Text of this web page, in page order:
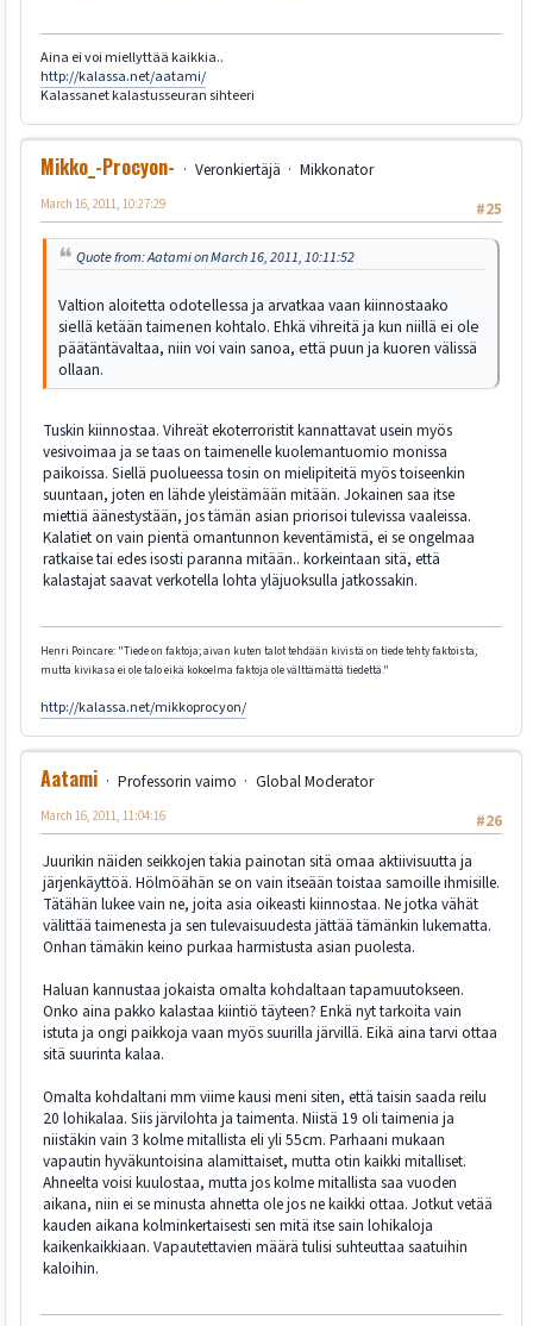
Aina ei voi miellyttää kaikkia..
http://kalassa.net/aatami/
Kalassanet kalastusseuran sihteeri
Mikko_-Procyon- Veronkiertäjä
Mikkonator
#25
March 16, 2011, 10:27:29
Quote from: Aatami on March 16, 2011, 10:11:52
Valtion aloitetta odotellessa ja arvatkaa vaan kiinnostaako
siellä ketään taimenen kohtalo. Ehkä vihreitä ja kun niillä ei ole
päätäntävaltaa, niin voi vain sanoa, että puun ja kuoren välissä
ollaan.
Tuskin kiinnostaa. Vihreät ekoterroristit kannattavat usein myös
vesivoimaa ja se taas on taimenelle kuolemantuomio monissa
paikoissa. Siellä puolueessa tosin on mielipiteitä myös toiseenkin
suuntaan, joten en lähde yleistämään mitään. Jokainen saa itse
miettiä äänestystään, jos tämän asian priorisoi tulevissa vaaleissa.
Kalatiet on vain pientä omantunnon keventämistä, ei se ongelmaa
ratkaise tai edes isosti paranna mitään.. korkeintaan sitä, että
kalastajat saavat verkotella lohta yläjuoksulla jatkossakin.
Henri Poincare: "Tiede on faktoja; aivan kuten talot tehdään kivistä on tiede tehty faktoista;
mutta kivikasa ei ole talo eikä kokoelma faktoja ole välttämättä tiedettä."
http://kalassa.net/mikkoprocyon/
Aatami Professorin vaimo
Global Moderator
#26
March 16, 2011, 11:04:16
Juurikin näiden seikkojen takia painotan sitä omaa aktiivisuutta ja
järjenkäyttöä. Hölmöähän se on vain itseään toistaa samoille ihmisille.
Tätähän lukee vain ne, joita asia oikeasti kiinnostaa. Ne jotka vähät
välittää taimenesta ja sen tulevaisuudesta jättää tämänkin lukematta.
Onhan tämäkin keino purkaa harmistusta asian puolesta.
Haluan kannustaa jokaista omalta kohdaltaan tapamuutokseen.
Onko aina pakko kalastaa kiintiö täyteen? Enkä nyt tarkoita vain
istuta ja ongi paikkoja vaan myös suurilla järvillä. Eikä aina tarvi ottaa
sitä suurinta kalaa.
Omalta kohdaltani mm viime kausi meni siten, että taisin saada reilu
20 lohikalaa. Siis järvilohta ja taimenta. Niistä 19 oli taimenia ja
niistäkin vain 3 kolme mitallista eli yli 55cm. Parhaani mukaan
vapautin hyväkuntoisina alamittaiset, mutta otin kaikki mitalliset.
Ahneelta voisi kuulostaa, mutta jos kolme mitallista saa vuoden
aikana, niin ei se minusta ahnetta ole jos ne kaikki ottaa. Jotkut vetää
kauden aikana kolminkertaisesti sen mitä itse sain lohikaloja
kaikenkaikkiaan. Vapautettavien määrä tulisi suhteuttaa saatuihin
kaloihin.